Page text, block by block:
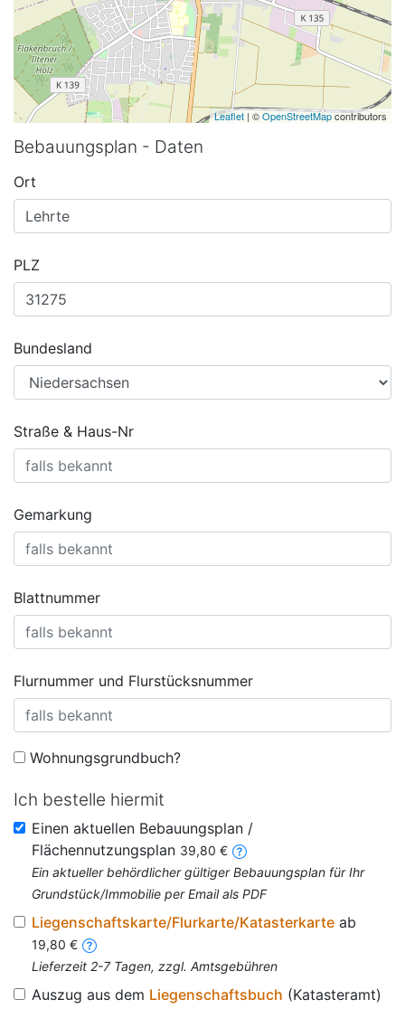
Leaflet | ©OpenStreetMapcontributors
Bebauungsplan - Daten
Ort
PLZ
Bundesland
Straße & Haus-Nr
Gemarkung
Blattnummer
Flurnummer und Flurstücksnummer
Wohnungsgrundbuch?
Ich bestelle hiermit
Einen aktuellen Bebauungsplan /
Flächennutzungsplan 39,80 €
Ein aktueller behördlicher gültiger Bebauungsplan für Ihr
Grundstück/Immobilie per Email als PDF
Liegenschaftskarte/Flurkarte/Katasterkarte ab
19,80 €
Lieferzeit 2-7 Tagen, zzgl. Amtsgebühren
Auszug aus dem Liegenschaftsbuch (Katasteramt)